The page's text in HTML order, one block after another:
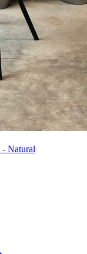
- Natural